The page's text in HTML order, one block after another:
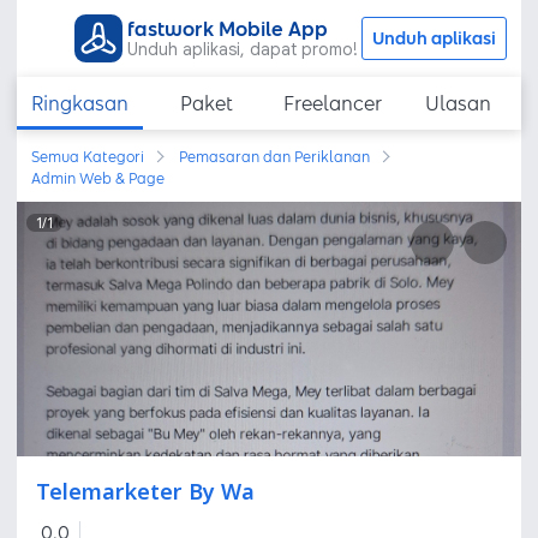
fastwork Mobile App
Unduh aplikasi, dapat promo! Unduh aplikasi
Ringkasan Paket Freelancer Ulasan
Semua Kategori
Pemasaran dan Periklanan
Admin Web & Page
1/1
Telemarketer By Wa
0,0